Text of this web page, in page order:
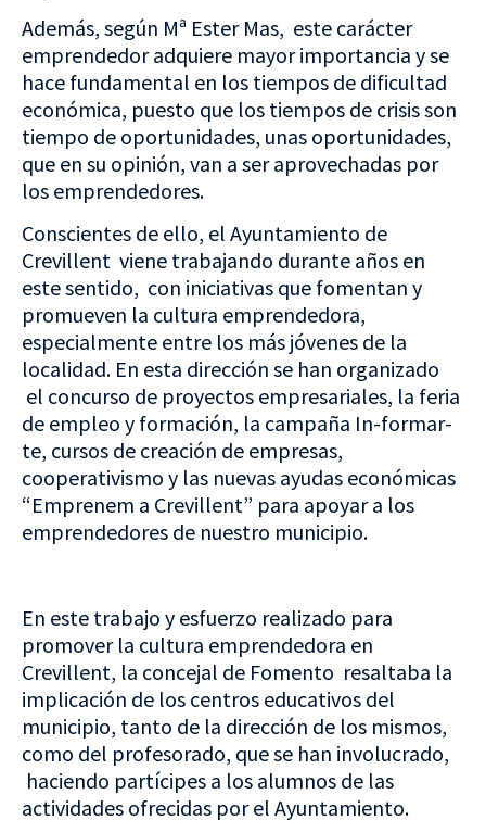
Además, según Mª Ester Mas, este carácter
emprendedor adquiere mayor importancia y se
hace fundamental en los tiempos de dificultad
económica, puesto que los tiempos de crisis son
tiempo de oportunidades, unas oportunidades,
que en su opinión, van a ser aprovechadas por
los emprendedores.
Conscientes de ello, el Ayuntamiento de
Crevillent viene trabajando durante años en
este sentido, con iniciativas que fomentan y
promueven la cultura emprendedora,
especialmente entre los más jóvenes de la
localidad. En esta dirección se han organizado
el concurso de proyectos empresariales, la feria
de empleo y formación, la campaña In-formar-
te, cursos de creación de empresas,
cooperativismo y las nuevas ayudas económicas
“Emprenem a Crevillent” para apoyar a los
emprendedores de nuestro municipio.
En este trabajo y esfuerzo realizado para
promover la cultura emprendedora en
Crevillent, la concejal de Fomento resaltaba la
implicación de los centros educativos del
municipio, tanto de la dirección de los mismos,
como del profesorado, que se han involucrado,
haciendo partícipes a los alumnos de las
actividades ofrecidas por el Ayuntamiento.